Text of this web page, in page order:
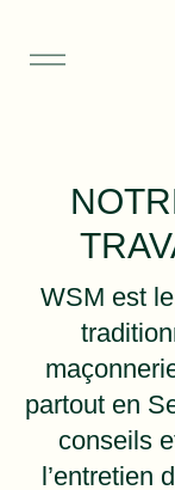
WSM est
partout en
conseils
l’entretien